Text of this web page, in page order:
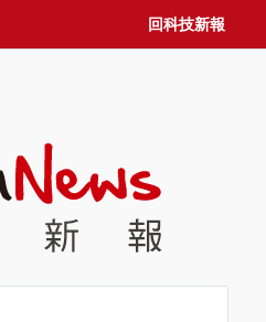
回科技新報